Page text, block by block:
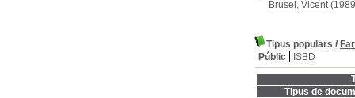
Brusel, Vicent
Tipus populars /
Públic
ISBD
Tipus de